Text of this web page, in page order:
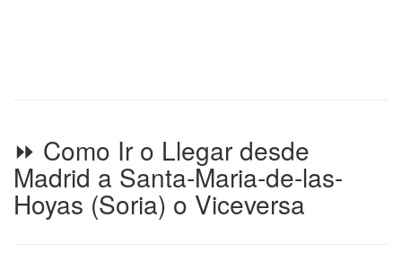
⏩ Como Ir o Llegar desde
Madrid a Santa-Maria-de-las-
Hoyas (Soria) o Viceversa